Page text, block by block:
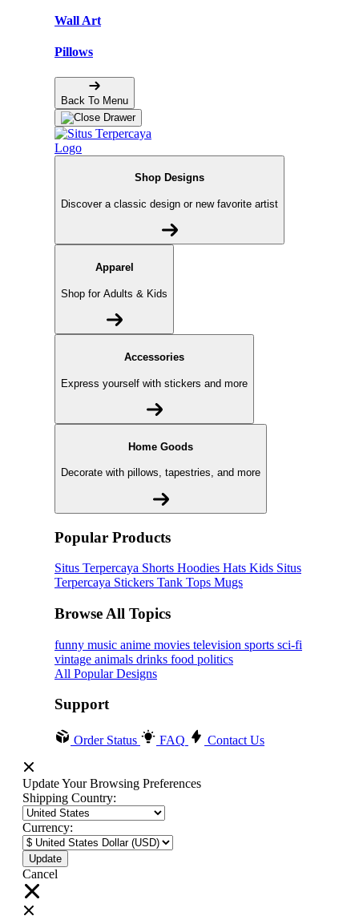
Wall Art
Pillows
Back To Menu
Shop Designs
Discover a classic design or new favorite artist
Apparel
Shop for Adults & Kids
Accessories
Express yourself with stickers and more
Home Goods
Decorate with pillows, tapestries, and more
Popular Products
Situs Terpercaya Shorts Hoodies Hats Kids Situs
Terpercaya Stickers Tank Tops Mugs
Browse All Topics
funny music anime movies television sports sci-fi
vintage animals drinks food politics
All Popular Designs
Support
Order Status FAQ Contact Us
Update Your Browsing Preferences
Shipping Country:
Currency:
Cancel